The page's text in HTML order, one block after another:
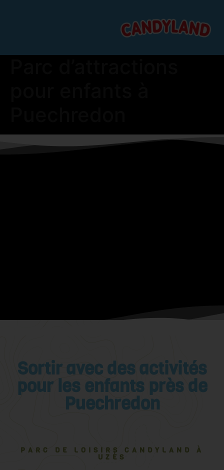
Sortir avec des activités
pour les enfants près de
Puechredon
PARC DE LOISIRS CANDYLAND À
UZÈS